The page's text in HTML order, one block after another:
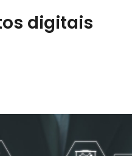
digitais